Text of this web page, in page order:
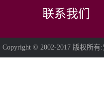
联系我们
Copyright © 2002-2017 版权所有